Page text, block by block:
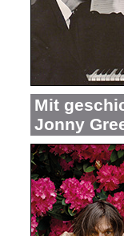
Mit
Jonny